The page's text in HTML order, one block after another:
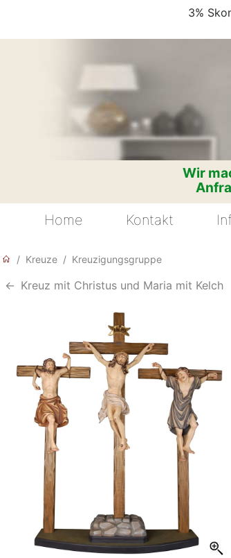
3%
Wir
Home
Kontakt
Kreuze Kreuzigungsgruppe
<- Kreuz mit Christus und Maria mit Kelch